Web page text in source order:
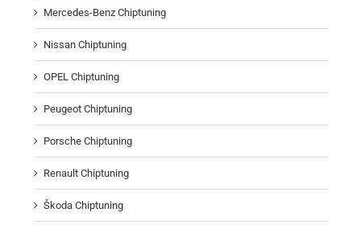
Mercedes-Benz Chiptuning
Nissan Chiptuning
OPEL Chiptuning
Peugeot Chiptuning
Porsche Chiptuning
Renault Chiptuning
Škoda Chiptuning